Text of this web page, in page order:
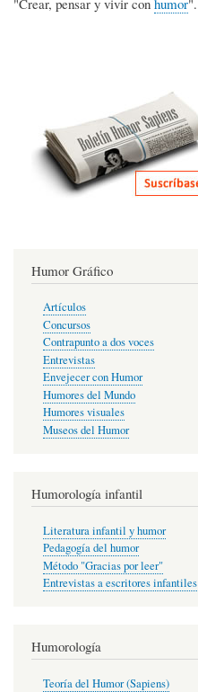
Humor Gráfico
Artículos
Concursos
Contrapunto a dos voces
Entrevistas
Envejecer con Humor
Humores del Mundo
Humores visuales
Museos del Humor
Humorología infantil
Literatura infantil y humor
Pedagogía del humor
Método "Gracias por leer"
Entrevistas a escritores infantiles
Humorología
Teoría del Humor (Sapiens)